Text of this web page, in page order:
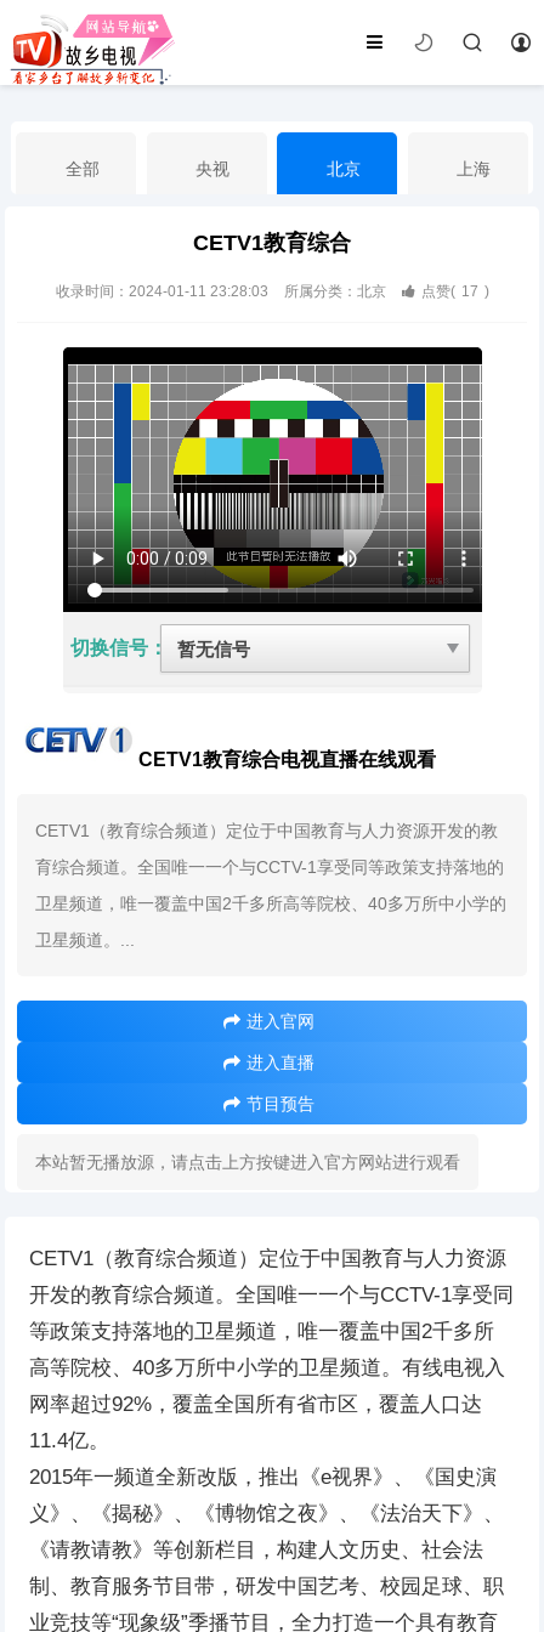
全部 央视 北京 上海
山东 江苏
辽宁 内蒙古 山西 陕西
CETV1教育综合
收录时间：2024-01-11 23:28:03 所属分类：北京 点赞( 17 )
切换信号：
CETV1教育综合电视直播在线观看
CETV1（教育综合频道）定位于中国教育与人力资源开发的教
育综合频道。全国唯一一个与CCTV-1享受同等政策支持落地的
卫星频道，唯一覆盖中国2千多所高等院校、40多万所中小学的
卫星频道。...
进入官网
进入直播
节目预告
本站暂无播放源，请点击上方按键进入官方网站进行观看
CETV1（教育综合频道）定位于中国教育与人力资源
开发的教育综合频道。全国唯一一个与CCTV-1享受同
等政策支持落地的卫星频道，唯一覆盖中国2千多所
高等院校、40多万所中小学的卫星频道。有线电视入
网率超过92%，覆盖全国所有省市区，覆盖人口达
11.4亿。
2015年一频道全新改版，推出《e视界》、《国史演
义》、《揭秘》、《博物馆之夜》、《法治天下》、
《请教请教》等创新栏目，构建人文历史、社会法
制、教育服务节目带，研发中国艺考、校园足球、职
业竞技等“现象级”季播节目，全力打造一个具有教育